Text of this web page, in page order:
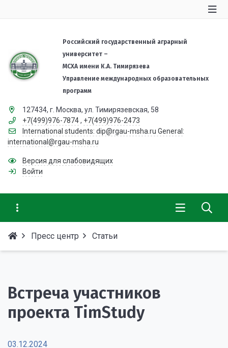
Российский государственный аграрный
университет –
МСХА имени К.А. Тимирязева
Управление международных образовательных
программ
127434, г. Москва, ул. Тимирязевская, 58
+7(499)976-7874 , +7(499)976-2473
International students: dip@rgau-msha.ru General:
international@rgau-msha.ru
Версия для слабовидящих
Войти
Пресс центр Статьи
Встреча участников
проекта TimStudy
03.12.2024